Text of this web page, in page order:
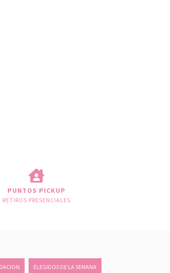
PUNTOS PICKUP
RETIROS PRESENCIALES
ELEGIDOS DE LA SEMANA